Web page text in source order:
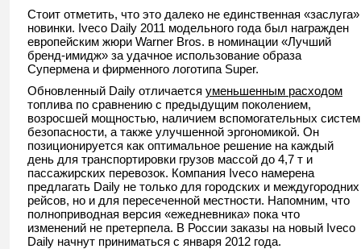
Стоит отметить, что это далеко не единственная «заслуга»
новинки. Iveco Daily 2011 модельного года был награжден
европейским жюри Warner Bros. в номинации «Лучший
бренд-имидж» за удачное использование образа
Супермена и фирменного логотипа Super.
Обновленный Daily отличается уменьшенным расходом
топлива по сравнению с предыдущим поколением,
возросшей мощностью, наличием вспомогательных систем
безопасности, а также улучшенной эргономикой. Он
позиционируется как оптимальное решение на каждый
день для транспортировки грузов массой до 4,7 т и
пассажирских перевозок. Компания Iveco намерена
предлагать Daily не только для городских и междугородних
рейсов, но и для пересеченной местности. Напомним, что
полноприводная версия «ежедневника» пока что
изменений не претерпела. В России заказы на новый Iveco
Daily начнут приниматься с января 2012 года.